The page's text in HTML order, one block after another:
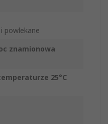
powlekane
znamionowa
25°C